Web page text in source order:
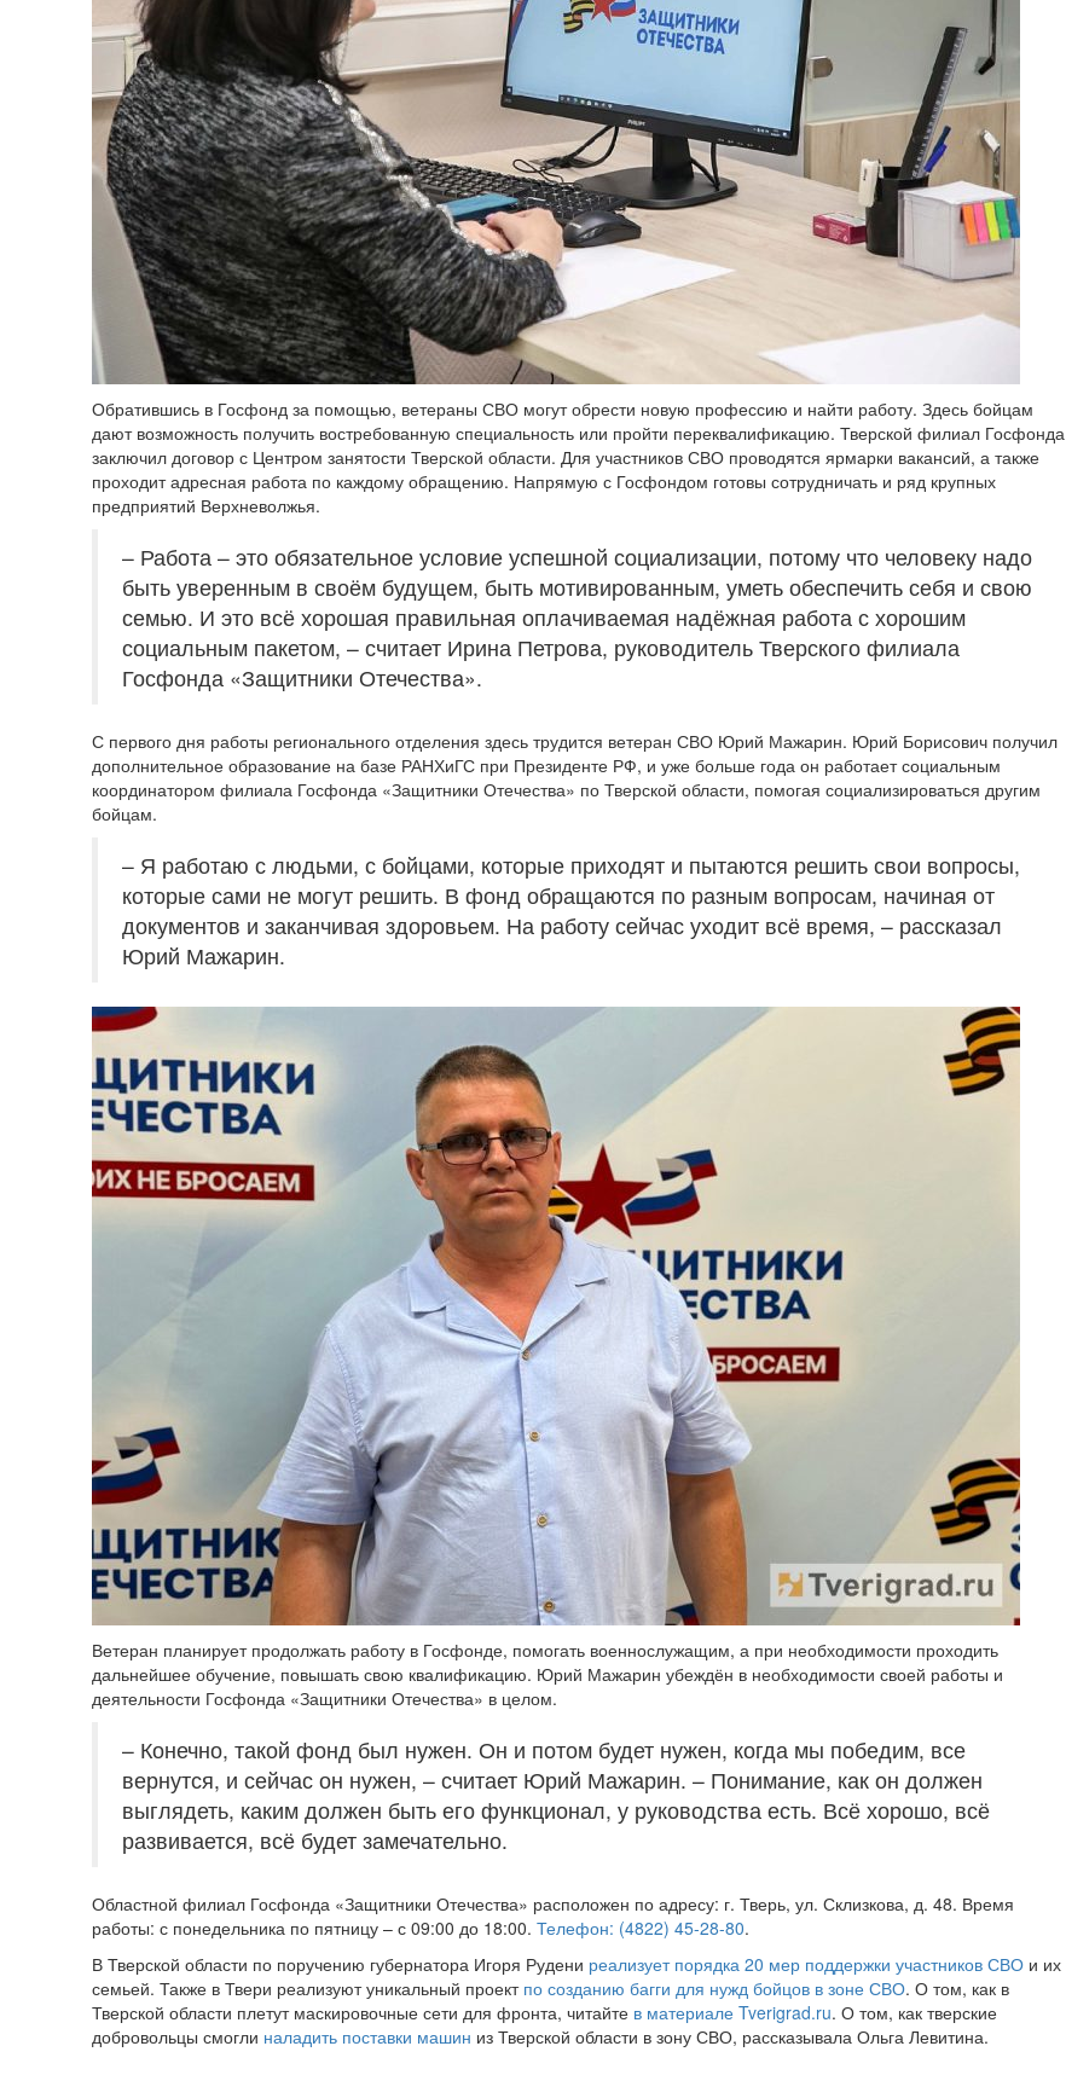
Обратившись в Госфонд за помощью, ветераны СВО могут обрести новую профессию и найти работу. Здесь бойцам
дают возможность получить востребованную специальность или пройти переквалификацию. Тверской филиал Госфонда
заключил договор с Центром занятости Тверской области. Для участников СВО проводятся ярмарки вакансий, а также
проходит адресная работа по каждому обращению. Напрямую с Госфондом готовы сотрудничать и ряд крупных
предприятий Верхневолжья.
– Работа – это обязательное условие успешной социализации, потому что человеку надо
быть уверенным в своём будущем, быть мотивированным, уметь обеспечить себя и свою
семью. И это всё хорошая правильная оплачиваемая надёжная работа с хорошим
социальным пакетом, – считает Ирина Петрова, руководитель Тверского филиала
Госфонда «Защитники Отечества».
С первого дня работы регионального отделения здесь трудится ветеран СВО Юрий Мажарин. Юрий Борисович получил
дополнительное образование на базе РАНХиГС при Президенте РФ, и уже больше года он работает социальным
координатором филиала Госфонда «Защитники Отечества» по Тверской области, помогая социализироваться другим
бойцам.
– Я работаю с людьми, с бойцами, которые приходят и пытаются решить свои вопросы,
которые сами не могут решить. В фонд обращаются по разным вопросам, начиная от
документов и заканчивая здоровьем. На работу сейчас уходит всё время, – рассказал
Юрий Мажарин.
Ветеран планирует продолжать работу в Госфонде, помогать военнослужащим, а при необходимости проходить
дальнейшее обучение, повышать свою квалификацию. Юрий Мажарин убеждён в необходимости своей работы и
деятельности Госфонда «Защитники Отечества» в целом.
– Конечно, такой фонд был нужен. Он и потом будет нужен, когда мы победим, все
вернутся, и сейчас он нужен, – считает Юрий Мажарин. – Понимание, как он должен
выглядеть, каким должен быть его функционал, у руководства есть. Всё хорошо, всё
развивается, всё будет замечательно.
Областной филиал Госфонда «Защитники Отечества» расположен по адресу: г. Тверь, ул. Склизкова, д. 48. Время
работы: с понедельника по пятницу – с 09:00 до 18:00.Телефон: (4822) 45-28-80.
В Тверской области по поручению губернатора Игоря Рудени реализует порядка 20 мер поддержки участников СВО и их
семьей. Также в Твери реализуют уникальный проект по созданию багги для нужд бойцов в зоне СВО. О том, как в
Тверской области плетут маскировочные сети для фронта, читайте в материале Tverigrad.ru. О том, как тверские
добровольцы смогли наладить поставки машин из Тверской области в зону СВО, рассказывала Ольга Левитина.